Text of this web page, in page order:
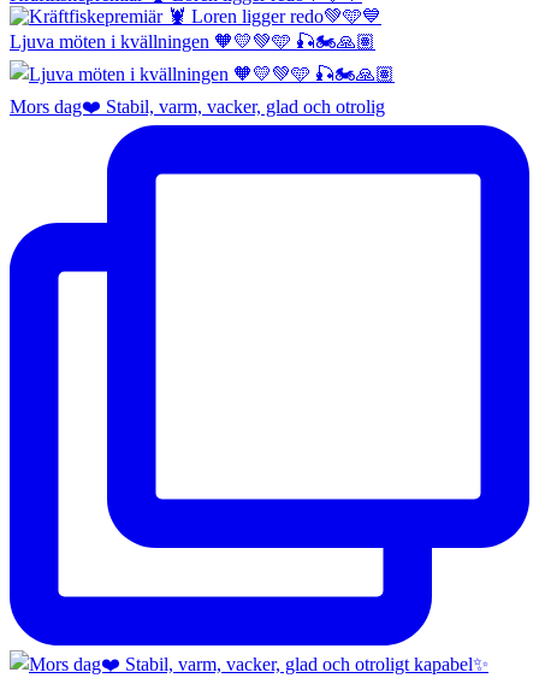
Ljuva möten i kvällningen 🧡💛💚🩵 🎣🏍️🙏🏽
Mors dag❤️ Stabil, varm, vacker, glad och otrolig